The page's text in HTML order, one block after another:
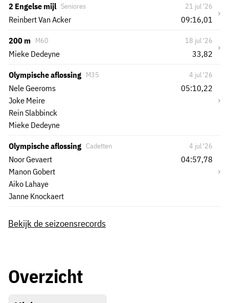
2 Engelse mijl
Reinbert Van Acker
Seniores
09:16,01
21 jul '26 ›
200 m
Mieke Dedeyne
M60
33,82
18 jul '26 ›
Olympische aflossing
Nele Geeroms
Joke Meire
Rein Slabbinck
Mieke Dedeyne
M35
05:10,22
4 jul '26
›
Olympische aflossing
Noor Gevaert
Manon Gobert
Aiko Lahaye
Janne Knockaert
Cadetten
04:57,78
4 jul '26
›
Bekijk de seizoensrecords
Overzicht